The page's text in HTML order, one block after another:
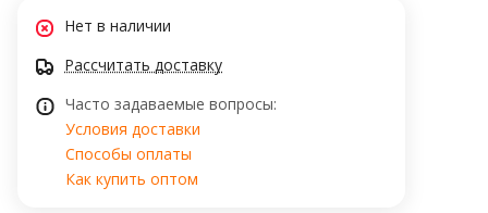
Нет в наличии
Рассчитать доставку
Часто задаваемые вопросы:
Условия доставки
Способы оплаты
Как купить оптом